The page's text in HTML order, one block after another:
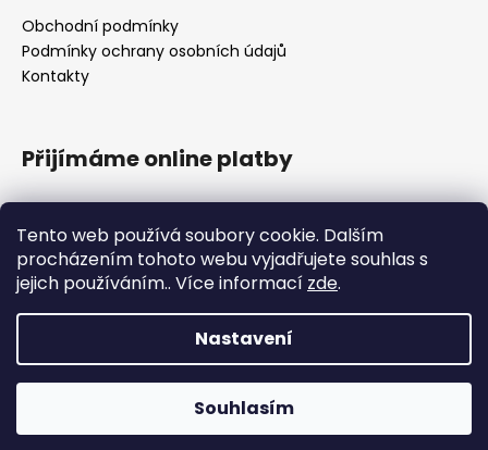
Tento web používá soubory cookie. Dalším
procházením tohoto webu vyjadřujete souhlas s
jejich používáním.. Více informací zde.
Nastavení
Souhlasím
Obchodní podmínky
Podmínky ochrany osobních údajů
Kontakty
Přijímáme online platby
Obchodní podmínky
4 climbing. Všechna práva vyhrazena.